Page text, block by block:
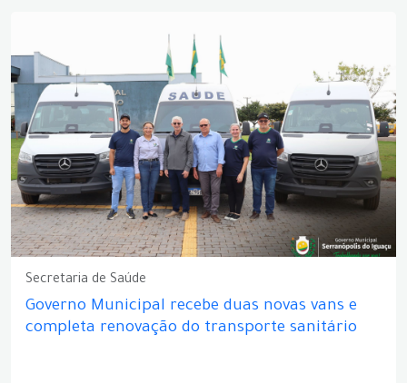
Secretaria de Saúde
Governo Municipal recebe duas novas vans e
completa renovação do transporte sanitário